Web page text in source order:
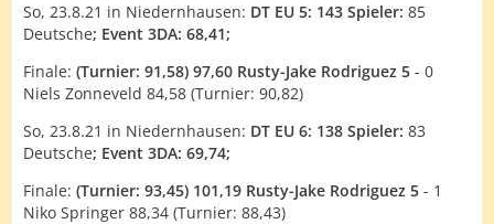
So, 23.8.21 in Niedernhausen: DT EU 5: 143 Spieler: 85
Deutsche; Event 3DA: 68,41;
Finale: (Turnier: 91,58) 97,60 Rusty-Jake Rodriguez 5 - 0
Niels Zonneveld 84,58 (Turnier: 90,82)
So, 23.8.21 in Niedernhausen: DT EU 6: 138 Spieler: 83
Deutsche; Event 3DA: 69,74;
Finale: (Turnier: 93,45) 101,19 Rusty-Jake Rodriguez 5 - 1
Niko Springer 88,34 (Turnier: 88,43)